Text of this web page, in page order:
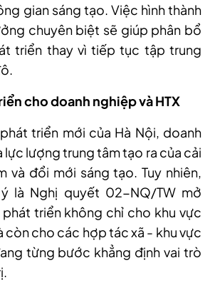
gian sáng tạo. Việc hình thành
chuyên biệt sẽ giúp phân bổ
triển thay vì tiếp tục tập trung
cho doanh nghiệp và HTX
triển mới của Hà Nội, doanh
lượng trung tâm tạo ra của cải
và đổi mới sáng tạo. Tuy nhiên,
là Nghị quyết 02-NQ/TW mở
triển không chỉ cho khu vực
còn cho các hợp tác xã - khu vực
từng bước khẳng định vai trò